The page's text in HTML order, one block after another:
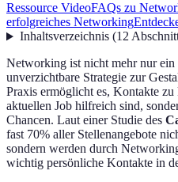
Ressource VideoFAQs zu
erfolgreiches Networking
Inhaltsverzeichnis(12
Networking ist nicht mehr nur ein
unverzichtbare Strategie zur
Praxis ermöglicht es, Kontakte
aktuellen Job hilfreich sind,
Chancen. Laut einer Studie des
fast 70% aller Stellenangebote
sondern werden durch
wichtig persönliche Kontakte in